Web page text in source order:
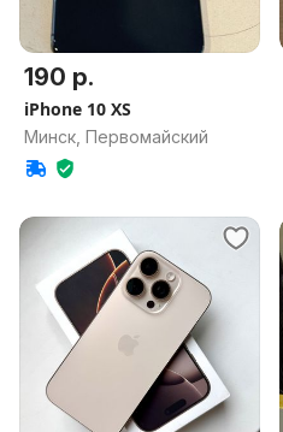
190 р.
iPhone 10 XS
Минск, Первомайский